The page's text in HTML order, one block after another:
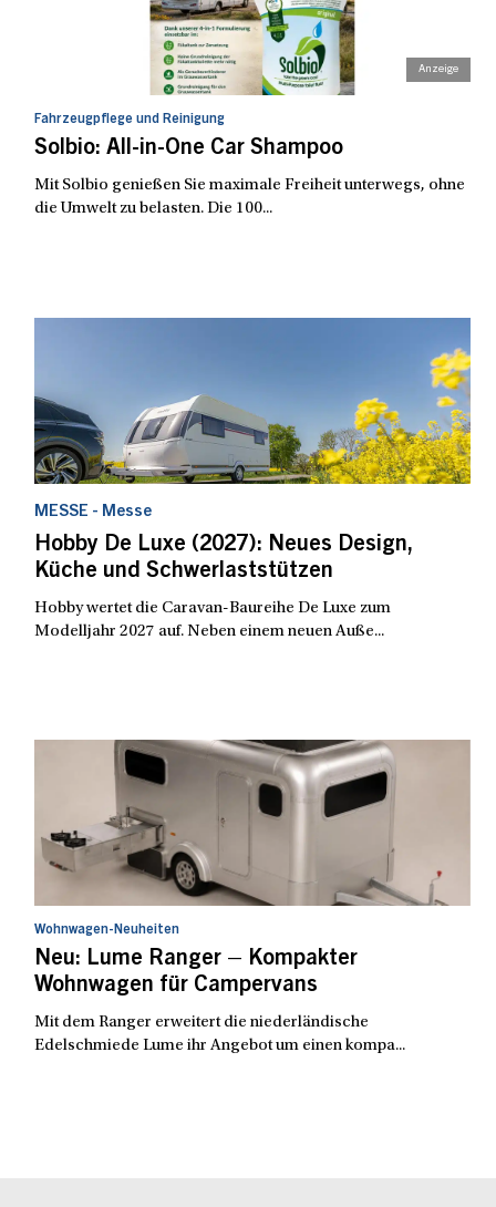
Fahrzeugpflege und Reinigung
Solbio: All-in-One Car Shampoo
Mit Solbio genießen Sie maximale Freiheit unterwegs, ohne
die Umwelt zu belasten. Die 100...
MESSE - Messe
Hobby De Luxe (2027): Neues Design,
Küche und Schwerlaststützen
Hobby wertet die Caravan-Baureihe De Luxe zum
Modelljahr 2027 auf. Neben einem neuen Auße...
Wohnwagen-Neuheiten
Neu: Lume Ranger – Kompakter
Wohnwagen für Campervans
Mit dem Ranger erweitert die niederländische
Edelschmiede Lume ihr Angebot um einen kompa...